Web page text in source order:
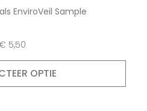
EnviroVeil Sample
5,50
OPTIE